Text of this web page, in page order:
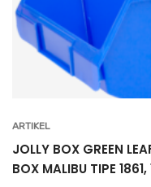
ARTIKEL
JOLLY BOX GREEN
BOX MALIBU TIPE